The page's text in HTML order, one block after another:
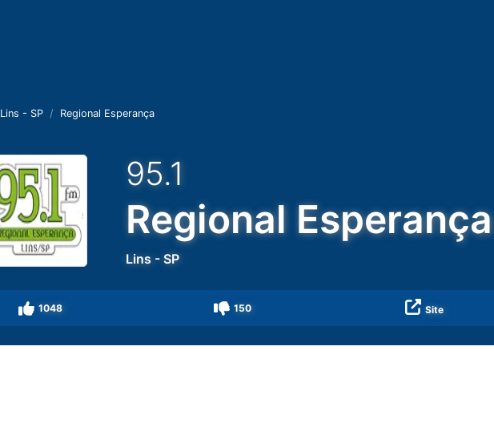
Lins - SP Regional Esperança
95.1
Regional Esperança
Lins -SP
1048 150 Site